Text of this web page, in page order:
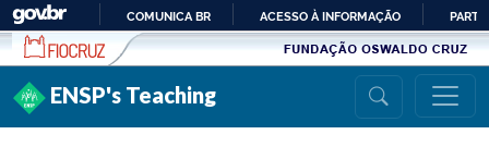
Ir para conteúdo
PARA
COMUNICA BR ACESSO À INFORMAÇÃO
ENSP's Teaching